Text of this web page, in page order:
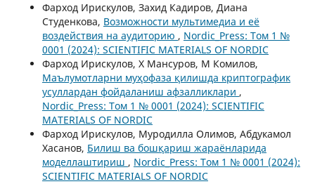
Фарход Ирискулов, Захид Кадиров, Диана
Студенкова, Возможности мультимедиа и её
воздействия на аудиторию , Nordic_Press: Том 1 №
0001 (2024): SCIENTIFIC MATERIALS OF NORDIC
Фарход Ирискулов, Х Мансуров, М Комилов,
Маълумотларни муҳофаза қилишда криптографик
усуллардан фойдаланиш афзалликлари ,
Nordic_Press: Том 1 № 0001 (2024): SCIENTIFIC
MATERIALS OF NORDIC
Фарход Ирискулов, Муродилла Олимов, Абдукамол
Хасанов, Билиш ва бошқариш жараёнларида
моделлаштириш , Nordic_Press: Том 1 № 0001 (2024):
SCIENTIFIC MATERIALS OF NORDIC